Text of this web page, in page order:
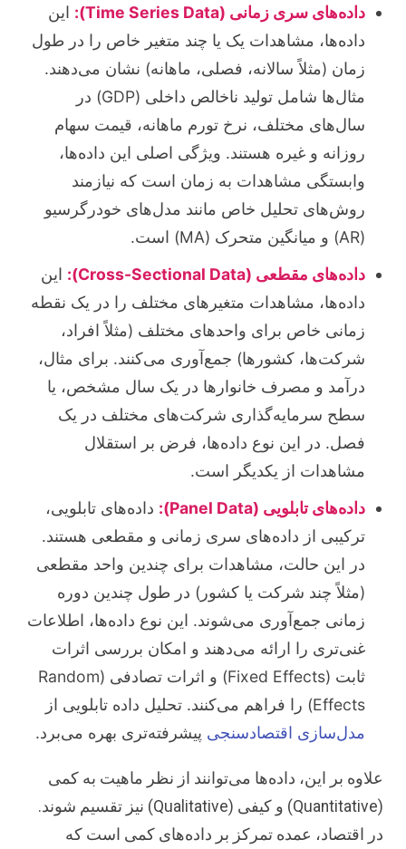
داده‌های سری زمانی (Time Series Data):
این
داده‌ها، مشاهدات یک یا چند متغیر خاص را در طول
زمان (مثلاً سالانه، فصلی، ماهانه) نشان می‌دهند.
مثال‌ها شامل تولید ناخالص داخلی (GDP) در
سال‌های مختلف، نرخ تورم ماهانه، قیمت سهام
روزانه و غیره هستند. ویژگی اصلی این داده‌ها،
وابستگی مشاهدات به زمان است که نیازمند
روش‌های تحلیل خاص مانند مدل‌های خودرگرسیو
(AR) و میانگین متحرک (MA) است.
داده‌های مقطعی (Cross-Sectional Data):
این
داده‌ها، مشاهدات متغیرهای مختلف را در یک نقطه
زمانی خاص برای واحدهای مختلف (مثلاً افراد،
شرکت‌ها، کشورها) جمع‌آوری می‌کنند. برای مثال،
درآمد و مصرف خانوارها در یک سال مشخص، یا
سطح سرمایه‌گذاری شرکت‌های مختلف در یک
فصل. در این نوع داده‌ها، فرض بر استقلال
مشاهدات از یکدیگر است.
داده‌های تابلویی (Panel Data):
داده‌های تابلویی،
ترکیبی از داده‌های سری زمانی و مقطعی هستند.
در این حالت، مشاهدات برای چندین واحد مقطعی
(مثلاً چند شرکت یا کشور) در طول چندین دوره
زمانی جمع‌آوری می‌شوند. این نوع داده‌ها، اطلاعات
غنی‌تری را ارائه می‌دهند و امکان بررسی اثرات
ثابت (Fixed Effects) و اثرات تصادفی (Random
Effects) را فراهم می‌کنند. تحلیل داده تابلویی از
مدل‌سازی اقتصادسنجی پیشرفته‌تری بهره می‌برد.
علاوه بر این، داده‌ها می‌توانند از نظر ماهیت به کمی
(Quantitative) و کیفی (Qualitative) نیز تقسیم شوند.
در اقتصاد، عمده تمرکز بر داده‌های کمی است که